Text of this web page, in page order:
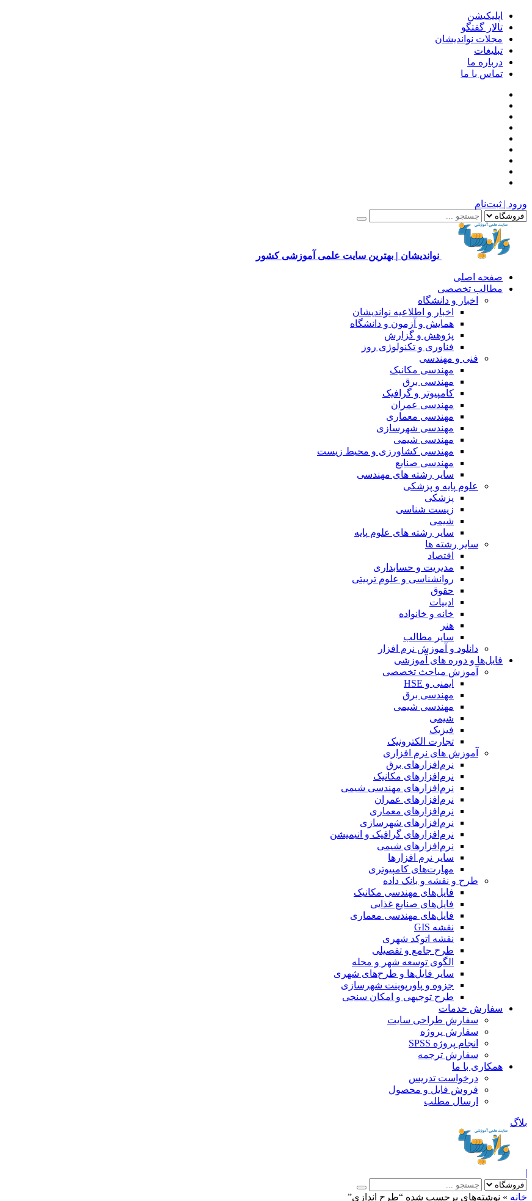
اپلیکیشن
تالار گفتگو
مجلات نواندیشان
تبلیغات
درباره ما
تماس با ما
ورود | ثبت‌نام
نواندیشان | بهترین سایت علمی آموزشی کشور
صفحه اصلی
مطالب تخصصی
اخبار و دانشگاه
اخبار و اطلاعیه نواندیشان
همایش و آزمون و دانشگاه
پژوهش و گزارش
فناوری و تکنولوژی روز
فنی و مهندسی
مهندسی مکانیک
مهندسی برق
کامپیوتر و گرافیک
مهندسی عمران
مهندسی معماری
مهندسی شهرسازی
مهندسی شیمی
مهندسی کشاورزی و محیط زیست
مهندسی صنایع
سایر رشته های مهندسی
علوم پایه و پزشکی
پزشکی
زیست شناسی
شیمی
سایر رشته های علوم پایه
سایر رشته ها
اقتصاد
مدیریت و حسابداری
روانشناسی و علوم تربیتی
حقوق
ادبیات
خانه و خانواده
هنر
سایر مطالب
دانلود و آموزش نرم افزار
فایل‌ها و دوره های آموزشی
آموزش مباحث تخصصی
ایمنی و HSE
مهندسی برق
مهندسی شیمی
شیمی
فیزیک
تجارت الکترونیک
آموزش های نرم افزاری
نرم‌افزارهای برق
نرم‌افزارهای مکانیک
نرم‌افزارهای مهندسی شیمی
نرم‌افزارهای عمران
نرم‌افزارهای معماری
نرم‌افزارهای شهرسازی
نرم‌افزارهای گرافیک و انیمیشن
نرم‌افزارهای شیمی
سایر نرم افزارها
مهارت‌های کامپیوتری
طرح و نقشه و بانک داده
فایل‌های مهندسی مکانیک
فایل‌های صنایع غذایی
فایل‌های مهندسی معماری
نقشه GIS
نقشه اتوکد شهری
طرح جامع و تفصیلی
الگوی توسعه شهر و محله
سایر فایل‌ها و طرح‌های شهری
جزوه و پاورپوینت شهرسازی
طرح توجیهی و امکان سنجی
سفارش خدمات
سفارش طراحی سایت
سفارش پروژه
انجام پروژه SPSS
سفارش ترجمه
همکاری با ما
درخواست تدریس
فروش فایل و محصول
ارسال مطلب
بلاگ
|
خانه » نوشته‌های برچسب شده “طرح اندازی”